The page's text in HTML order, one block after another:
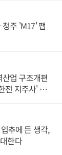
청주 'M17' 팹
업 구조개편
지주사' 재편
추에 든 생각,
한다